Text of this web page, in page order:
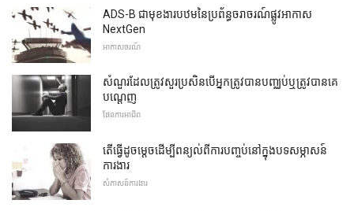
ADS-B ជាមុខងារបឋមនៃប្រព័ន្ធចរាចរណ៍ផ្លូវអាកាស
NextGen
អាកាសចរណ៍
សំណួរដែលត្រូវសួរប្រសិនបើអ្នកត្រូវបានបញ្ឈប់ឬត្រូវបានគេ
បណ្តេញ
ផែនការអាជីព
តើធ្វើដូចម្តេចដើម្បីពន្យល់ពីការបញ្ចប់នៅក្នុងបទសម្ភាសន៍
ការងារ
សំភាសន៍ការងារ